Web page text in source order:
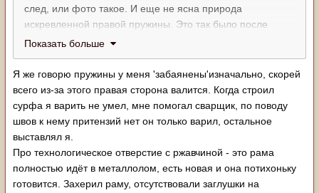
след, или фото такое. И еще не ясна природа
искревленной правой пружины. Это так было после
постройки, или стало в процессе езды.??
И еще один момент..
Через технологическое отверстие в раме видно ржавчину
в нутри. И по скольку точки крепления на раме вы
приварили очень низко то, вы могли ими где то
зацепится и деформировать. На глаз может быть не
видно, но растояние могло изменится.
Нужно все методично промерять одно за другим.
Показать больше
Я же говорю пружины у меня 'забаянены'изначально, скорей
всего из-за этого правая сторона валится. Когда строил
сурфа я варить не умел, мне помогал сварщик, по поводу
швов к нему притензий нет он только варил, остальное
выставлял я.
Про технологическое отверстие с ржавчиной - это рама
полностью идёт в металлолом, есть новая и она потихоньку
готовится. Захерил раму, отсутствовали заглушки на